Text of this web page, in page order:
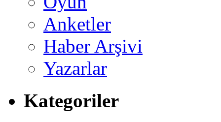
Anketler
Haber Arşivi
Yazarlar
Kategoriler